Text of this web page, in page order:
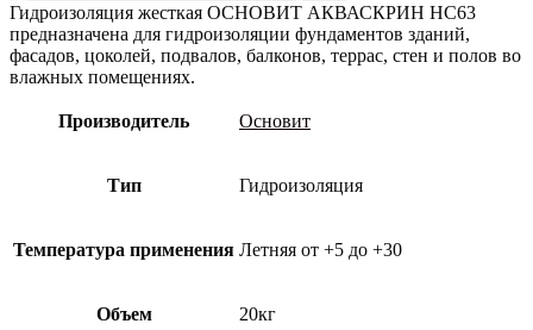
Гидроизоляция жесткая ОСНОВИТ АКВАСКРИН НС63
предназначена для гидроизоляции фундаментов зданий,
фасадов, цоколей, подвалов, балконов, террас, стен и полов во
влажных помещениях.
Производитель Основит
Тип Гидроизоляция
Температура применения Летняя от +5 до +30
Объем 20кг